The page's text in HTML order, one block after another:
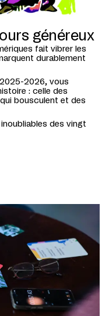
généreux
fait vibrer les
durablement
2026, vous
: celle des
bousculent et des
des vingt